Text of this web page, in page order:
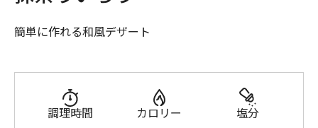
簡単に作れる和風デザート
調理時間 カロリー 塩分